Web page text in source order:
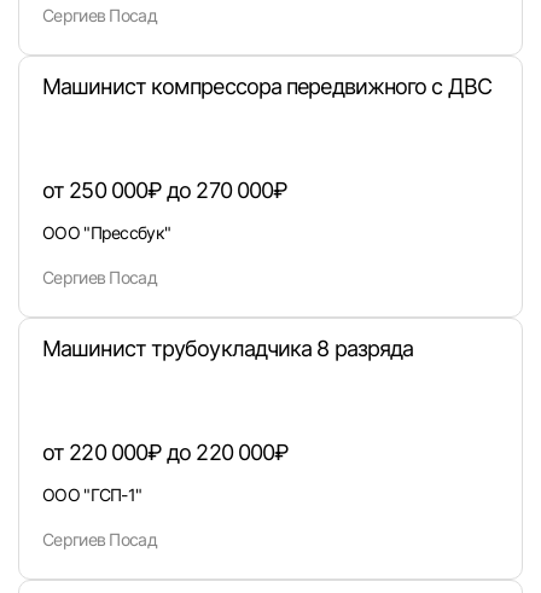
Вход в личный кабинет
E-mail или Телефон
Сергиев Посад
Машинист компрессора передвижного с ДВС
от 250 000₽ до 270 000₽
ООО "Прессбук"
Сергиев Посад
Машинист трубоукладчика 8 разряда
от 220 000₽ до 220 000₽
ООО "ГСП-1"
Сергиев Посад